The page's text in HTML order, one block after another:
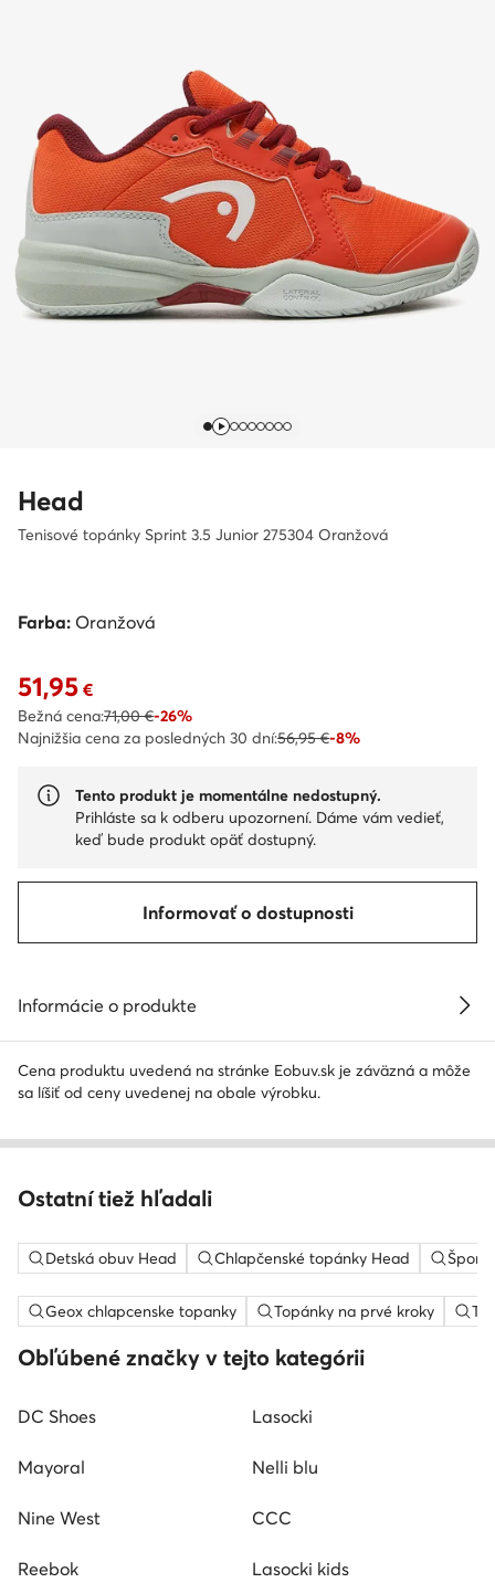
Head
Tenisové topánky Sprint 3.5 Junior 275304 Oranžová
Farba: Oranžová
Aktuálna cena 51,95 €
51,95 €
Bežná cena:71,00 €-26%
Najnižšia cena za posledných 30 dní:56,95 €-8%
Tento produkt je momentálne nedostupný.
Prihláste sa k odberu upozornení. Dáme vám vedieť,
keď bude produkt opäť dostupný.
Informovať o dostupnosti
Informácie o produkte
Cena produktu uvedená na stránke Eobuv.sk je záväzná a môže
sa líšiť od ceny uvedenej na obale výrobku.
Ostatní tiež hľadali
Detská obuv Head Chlapčenské topánky Head
Geox chlapcenske topanky Topánky na prvé kroky
Obľúbené značky v tejto kategórii
DC Shoes Lasocki
Mayoral Nelli blu
Nine West CCC
Reebok Lasocki kids